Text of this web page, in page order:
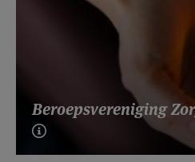
Beroepsvereniging